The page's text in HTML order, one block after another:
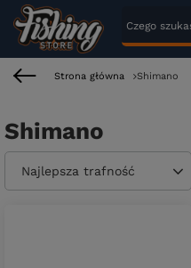
Strona główna Shimano
Shimano
Zmień sortowanie
Najlepsza trafność